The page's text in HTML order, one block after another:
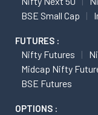
BSE Small Cap
FUTURES :
Nifty Futures
Midcap Nifty
BSE Futures
OPTIONS :